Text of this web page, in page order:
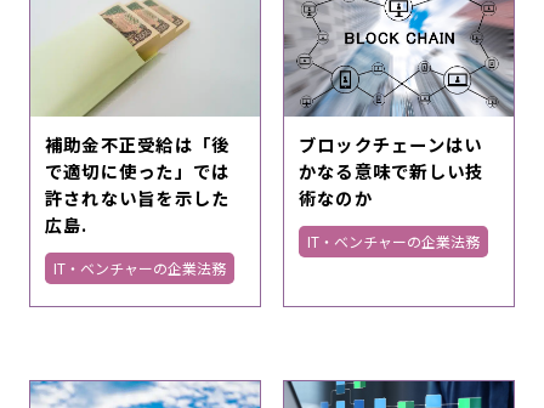
補助金不正受給は「後
で適切に使った」では
許されない旨を示した
広島.
IT・ベンチャーの企業法務
ブロックチェーンはい
かなる意味で新しい技
術なのか
IT・ベンチャーの企業法務